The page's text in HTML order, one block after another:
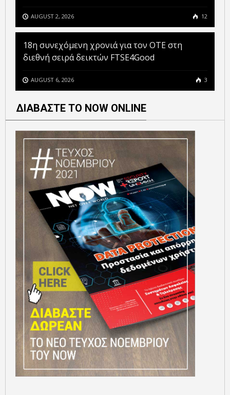
AUGUST 2, 2026 12
18η συνεχόμενη χρονιά για τον ΟΤΕ στη
διεθνή σειρά δεικτών FTSE4Good
AUGUST 6, 2026 3
ΔΙΑΒΑΣΤΕ ΤΟ NOW ONLINE